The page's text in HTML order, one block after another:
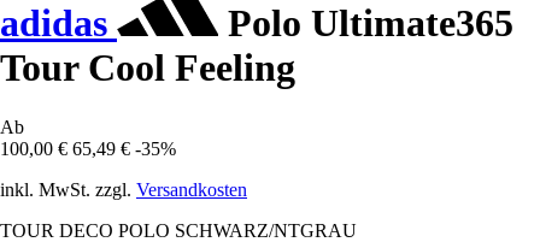
adidas
Polo Ultimate365
Tour Cool Feeling
Ab
100,00 € 65,49 € -35%
inkl. MwSt. zzgl. Versandkosten
TOUR DECO POLO SCHWARZ/NTGRAU